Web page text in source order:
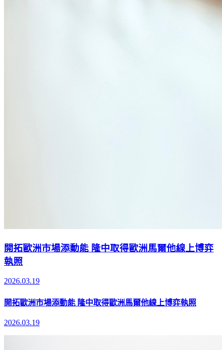
開拓歐洲市場添動能 隆中取得歐洲馬爾他線上博弈
執照
2026.03.19
開拓歐洲市場添動能 隆中取得歐洲馬爾他線上博弈執照
2026.03.19